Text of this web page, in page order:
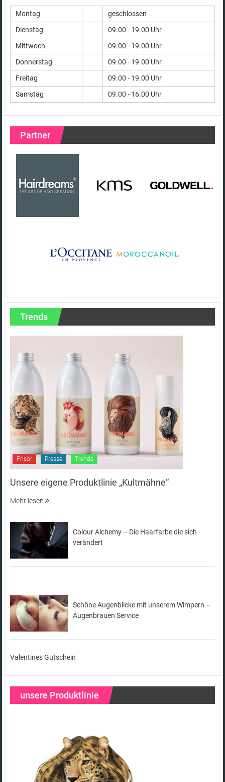
Montag
geschlossen
Dienstag
09.00 - 19.00 Uhr
Mittwoch
09.00 - 19.00 Uhr
Donnerstag
09.00 - 19.00 Uhr
Freitag
09.00 - 19.00 Uhr
Samstag
09.00 - 16.00 Uhr
Partner
Trends
Frisör Presse Trends
Unsere eigene Produktlinie „Kultmähne“
Mehr lesen
Colour Alchemy – Die Haarfarbe die sich
verändert
Schöne Augenblicke mit unserem Wimpern –
Augenbrauen Service
Valentines Gutschein
unsere Produktlinie